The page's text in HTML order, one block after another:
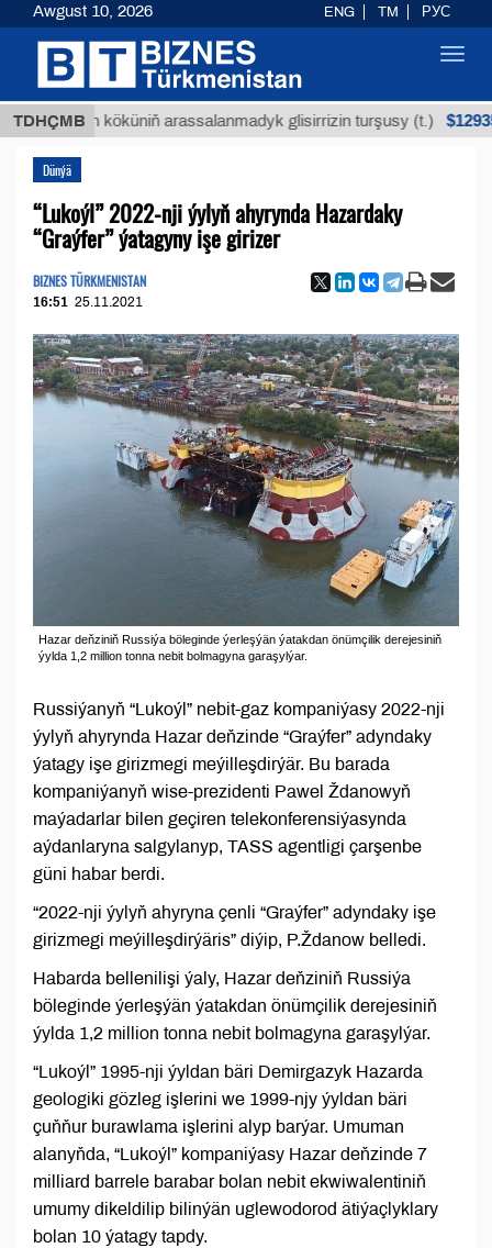
TDHÇMBköküniň arassalanmadyk glisirrizin turşusy (t.) $12935,18
Dünýä
“Lukoýl” 2022-nji ýylyň ahyrynda Hazardaky
“Graýfer” ýatagyny işe girizer
BIZNES TÜRKMENISTAN
16:51 25.11.2021
Hazar deňziniň Russiýa böleginde ýerleşýän ýatakdan önümçilik derejesiniň
ýylda 1,2 million tonna nebit bolmagyna garaşylýar.
Russiýanyň “Lukoýl” nebit-gaz kompaniýasy 2022-nji
ýylyň ahyrynda Hazar deňzinde “Graýfer” adyndaky
ýatagy işe girizmegi meýilleşdirýär. Bu barada
kompaniýanyň wise-prezidenti Pawel Ždanowyň
maýadarlar bilen geçiren telekonferensiýasynda
aýdanlaryna salgylanyp, TASS agentligi çarşenbe
güni habar berdi.
“2022-nji ýylyň ahyryna çenli “Graýfer” adyndaky işe
girizmegi meýilleşdirýäris” diýip, P.Ždanow belledi.
Habarda bellenilişi ýaly, Hazar deňziniň Russiýa
böleginde ýerleşýän ýatakdan önümçilik derejesiniň
ýylda 1,2 million tonna nebit bolmagyna garaşylýar.
“Lukoýl” 1995-nji ýyldan bäri Demirgazyk Hazarda
geologiki gözleg işlerini we 1999-njy ýyldan bäri
çuňňur burawlama işlerini alyp barýar. Umuman
alanyňda, “Lukoýl” kompaniýasy Hazar deňzinde 7
milliard barrele barabar bolan nebit ekwiwalentiniň
umumy dikeldilip bilinýän uglewodorod ätiýaçlyklary
bolan 10 ýatagy tapdy.
Awgust 10, 2026 ENG TM РУС